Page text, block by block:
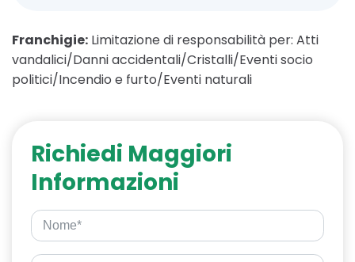
Franchigie: Limitazione di responsabilità per: Atti
vandalici/Danni accidentali/Cristalli/Eventi socio
politici/Incendio e furto/Eventi naturali
Richiedi Maggiori
Informazioni